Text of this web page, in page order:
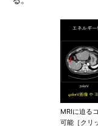
MRIに迫る
可能［クリ